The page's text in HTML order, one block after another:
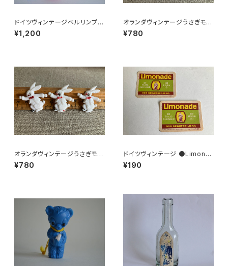
ドイツヴィンテージベルリンプラ
ベア赤C2
¥1,200
オランダヴィンテージうさぎモチ
ーフプラパーツ30個セットNo6
¥780
オランダヴィンテージうさぎモチ
ーフプラパーツ30個セットa5
¥780
ドイツヴィンテージ ●Limona
deラベル２枚組●
¥190